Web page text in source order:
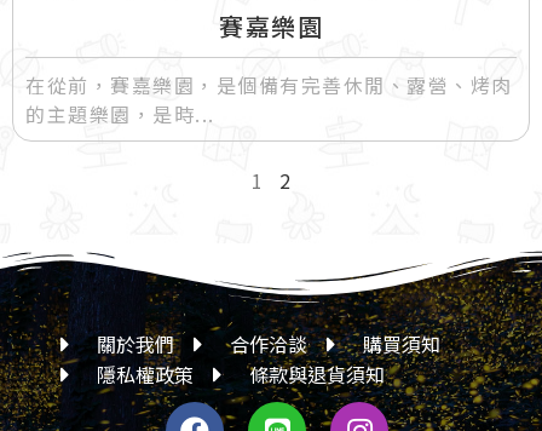
賽嘉樂園
在從前，賽嘉樂園，是個備有完善休閒、露營、烤肉
的主題樂園，是時
1 2
關於我們 合作洽談
購買須知
隱私權政策
條款與退貨須知